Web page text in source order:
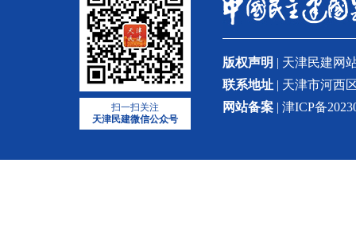
扫一扫关注
天津民建微信公众号
版权声明 | 天津民建网
联系地址 | 天津市河西
网站备案 | 津ICP备